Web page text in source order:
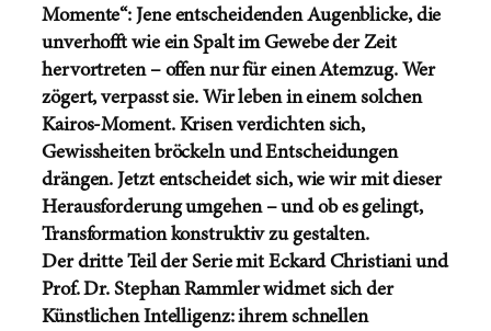
Momente“: Jene entscheidenden Augenblicke, die
unverhofft wie ein Spalt im Gewebe der Zeit
hervortreten – offen nur für einen Atemzug. Wer
zögert, verpasst sie. Wir leben in einem solchen
Kairos-Moment. Krisen verdichten sich,
Gewissheiten bröckeln und Entscheidungen
drängen. Jetzt entscheidet sich, wie wir mit dieser
Herausforderung umgehen – und ob es gelingt,
Transformation konstruktiv zu gestalten.
Der dritte Teil der Serie mit Eckard Christiani und
Prof. Dr. Stephan Rammler widmet sich der
Künstlichen Intelligenz: ihrem schnellen